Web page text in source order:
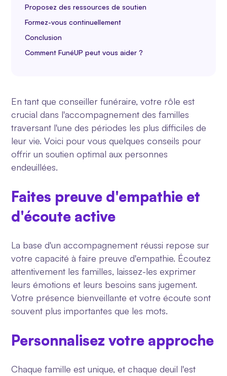
Proposez des ressources de soutien
Formez-vous continuellement
Conclusion
Comment FunéUP peut vous aider ?
En tant que conseiller funéraire, votre rôle est
crucial dans l'accompagnement des familles
traversant l'une des périodes les plus difficiles de
leur vie. Voici pour vous quelques conseils pour
offrir un soutien optimal aux personnes
endeuillées.
Faites preuve d'empathie et
d'écoute active
La base d'un accompagnement réussi repose sur
votre capacité à faire preuve d'empathie. Écoutez
attentivement les familles, laissez-les exprimer
leurs émotions et leurs besoins sans jugement.
Votre présence bienveillante et votre écoute sont
souvent plus importantes que les mots.
Personnalisez votre approche
Chaque famille est unique, et chaque deuil l'est